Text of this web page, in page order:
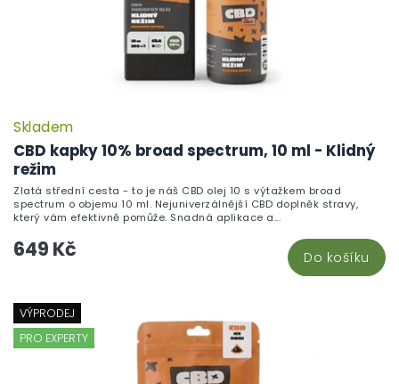
CBD kapky 10% broad spectrum, 10 ml - Klidný
režim
Skladem
649 Kč Do košíku
Zlatá střední cesta - to je náš CBD olej 10 s výtažkem broad
spectrum o objemu 10 ml. Nejuniverzálnější CBD doplněk stravy,
který vám efektivně pomůže. Snadná aplikace a...
VÝPRODEJ
PRO EXPERTY